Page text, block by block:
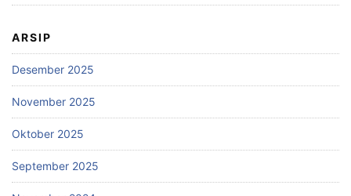
ARSIP
Desember 2025
November 2025
Oktober 2025
September 2025